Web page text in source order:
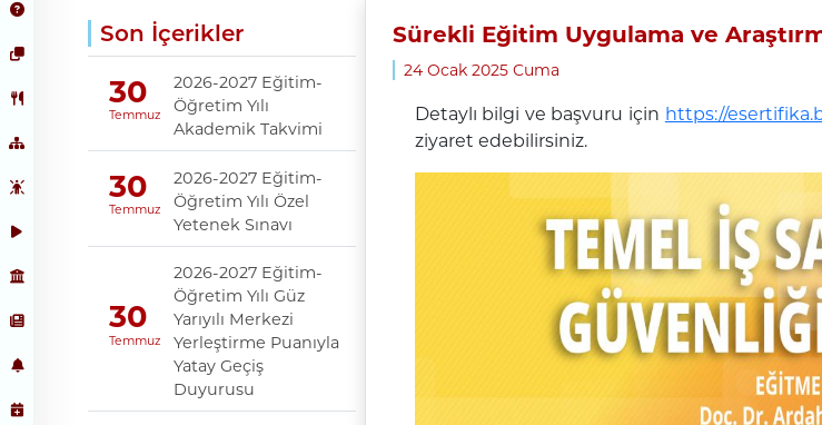
Son İçerikler
30
Temmuz
2026-2027 Eğitim-
Öğretim Yılı
Akademik Takvimi
30
Temmuz
2026-2027 Eğitim-
Öğretim Yılı Özel
Yetenek Sınavı
30
Temmuz
2026-2027 Eğitim-
Öğretim Yılı Güz
Yarıyılı Merkezi
Yerleştirme Puanıyla
Yatay Geçiş
Duyurusu
Sürekli Eğitim Uygulama ve
24 Ocak 2025 Cuma
Detaylı bilgi ve başvuru için https://
ziyaret edebilirsiniz.